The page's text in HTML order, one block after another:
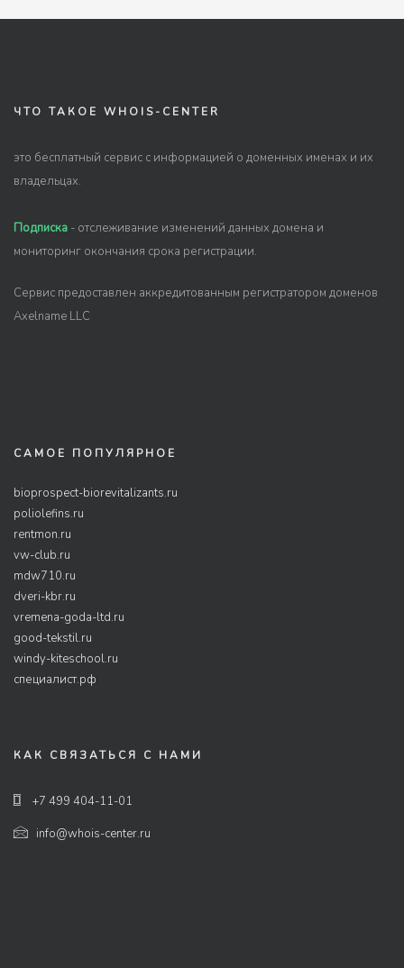
ЧТО ТАКОЕ WHOIS-CENTER
это бесплатный сервис с информацией о доменных именах и их
владельцах.
Подписка - отслеживание изменений данных домена и
мониторинг окончания срока регистрации.
Сервис предоставлен аккредитованным регистратором доменов
Axelname LLC
САМОЕ ПОПУЛЯРНОЕ
bioprospect-biorevitalizants.ru
poliolefins.ru
rentmon.ru
vw-club.ru
mdw710.ru
dveri-kbr.ru
vremena-goda-ltd.ru
good-tekstil.ru
windy-kiteschool.ru
специалист.рф
КАК СВЯЗАТЬСЯ С НАМИ
+7 499 404-11-01
info@whois-center.ru